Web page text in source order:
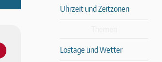
Uhrzeit und Zeitzonen
Lostage und Wetter